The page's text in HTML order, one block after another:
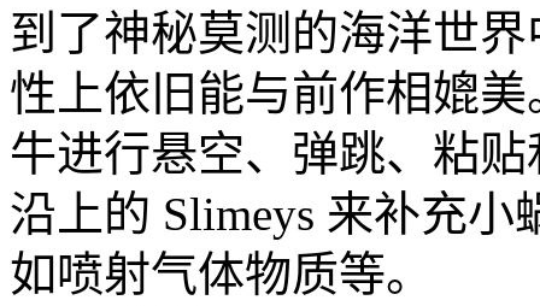
到了神秘莫测的海洋世
性上依旧能与前作相媲
牛进行悬空、弹跳、粘
沿上的 Slimeys 来补充
如喷射气体物质等。